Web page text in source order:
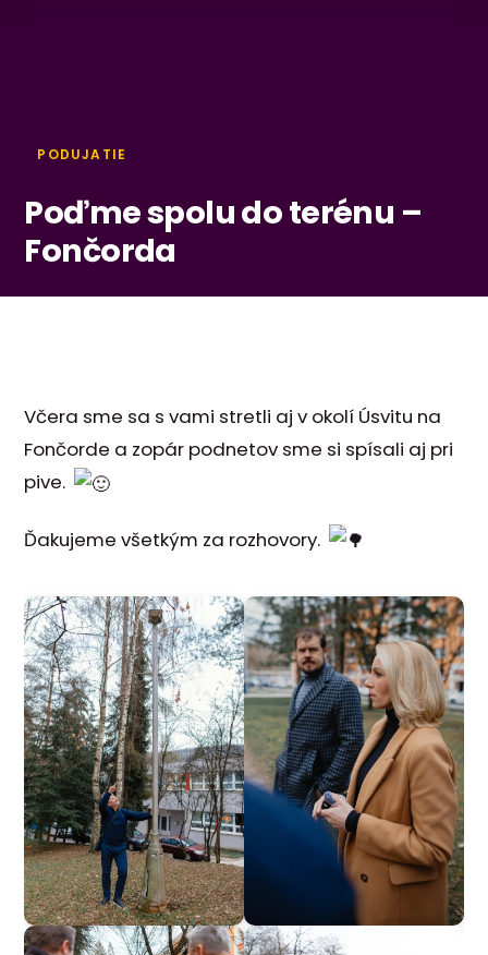
PODUJATIE
Poďme spolu do terénu –
Fončorda
Včera sme sa s vami stretli aj v okolí Úsvitu na
Fončorde a zopár podnetov sme si spísali aj pri
pive.
Ďakujeme všetkým za rozhovory.